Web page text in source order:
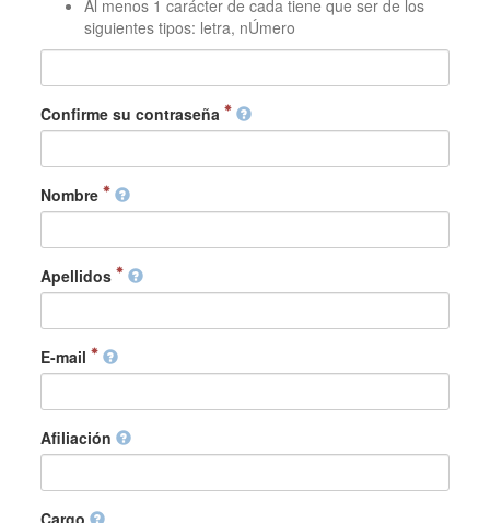
Al menos 1 carácter de cada tiene que ser de los
siguientes tipos: letra, nÚmero
Confirme su contraseña
Nombre
Apellidos
E-mail
Afiliación
Cargo